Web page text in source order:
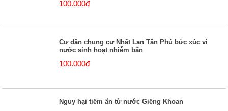
100.000đ
Cư dân chung cư Nhất Lan Tân Phú bức xúc vì
nước sinh hoạt nhiễm bẩn
100.000đ
Nguy hại tiềm ẩn từ nước Giếng Khoan